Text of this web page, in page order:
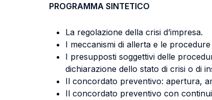
PROGRAMMA SINTETICO
La regolazione della crisi d’impresa.
I meccanismi di allerta e le
I presupposti soggettivi delle
dichiarazione dello stato di crisi o di
Il concordato preventivo: apertura,
Il concordato preventivo con